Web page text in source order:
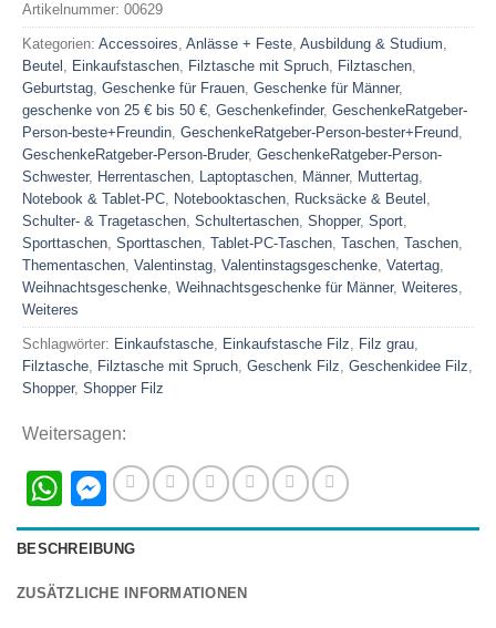
Artikelnummer: 00629
Kategorien: Accessoires, Anlässe + Feste, Ausbildung & Studium,
Beutel , Einkaufstaschen, Filztasche mit Spruch, Filztaschen,
Geburtstag, Geschenke für Frauen, Geschenke für Männer,
geschenke von 25 € bis 50 €, Geschenkefinder, GeschenkeRatgeber-
Person-beste+Freundin, GeschenkeRatgeber-Person-bester+Freund,
GeschenkeRatgeber-Person-Bruder, GeschenkeRatgeber-Person-
Schwester, Herrentaschen, Laptoptaschen, Männer, Muttertag,
Notebook & Tablet-PC, Notebooktaschen, Rucksäcke & Beutel ,
Schulter- & Tragetaschen, Schultertaschen, Shopper, Sport,
Sporttaschen, Sporttaschen, Tablet-PC-Taschen, Taschen, Taschen,
Thementaschen, Valentinstag, Valentinstagsgeschenke, Vatertag,
Weihnachtsgeschenke, Weihnachtsgeschenke für Männer, Weiteres,
Weiteres
Schlagwörter: Einkaufstasche, Einkaufstasche Filz, Filz grau,
Filztasche, Filztasche mit Spruch, Geschenk Filz, Geschenkidee Filz,
Shopper, Shopper Filz
Weitersagen:
WhatsApp
Messenger
BESCHREIBUNG
ZUSÄTZLICHE INFORMATIONEN